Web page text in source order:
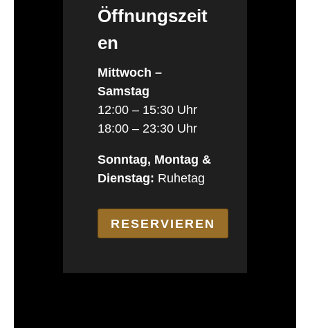
Öffnungszeit
en
Mittwoch –
Samstag
12:00 – 15:30 Uhr
18:00 – 23:30 Uhr
Sonntag, Montag &
Dienstag: Ruhetag
RESERVIEREN